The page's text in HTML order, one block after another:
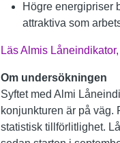
Högre energipriser
attraktiva som
Läs Almis
Om undersökningen
Syftet med Almi
konjunkturen är på väg.
statistisk tillförlitlighet.